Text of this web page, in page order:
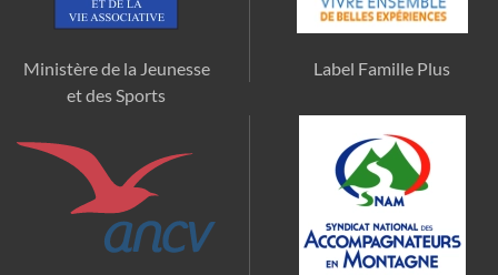
Ministère de la Jeunesse
et des Sports
Label Famille Plus